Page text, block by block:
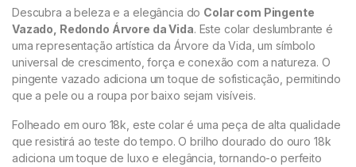
Descubra a beleza e a elegância do Colar com Pingente
Vazado, Redondo Árvore da Vida. Este colar deslumbrante é
uma representação artística da Árvore da Vida, um símbolo
universal de crescimento, força e conexão com a natureza. O
pingente vazado adiciona um toque de sofisticação, permitindo
que a pele ou a roupa por baixo sejam visíveis.
Folheado em ouro 18k, este colar é uma peça de alta qualidade
que resistirá ao teste do tempo. O brilho dourado do ouro 18k
adiciona um toque de luxo e elegância, tornando-o perfeito